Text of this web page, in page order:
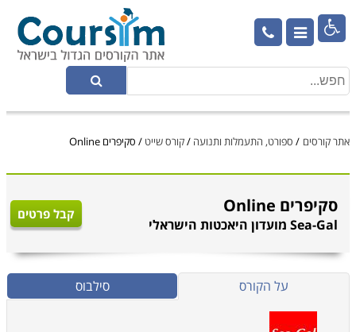

אתר קורסים / ספורט, התעמלות ותנועה /קורס שייט / סקיפרים Online
סקיפרים Online
Sea-Gal מועדון היאכטות הישראלי
קבל פרטים
על הקורס סילבוס